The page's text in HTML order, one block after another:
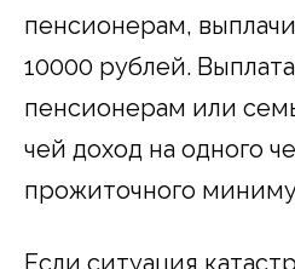
пенсионерам,
10000 рублей.
пенсионерам или
чей доход на одного
прожиточного
Если ситуация